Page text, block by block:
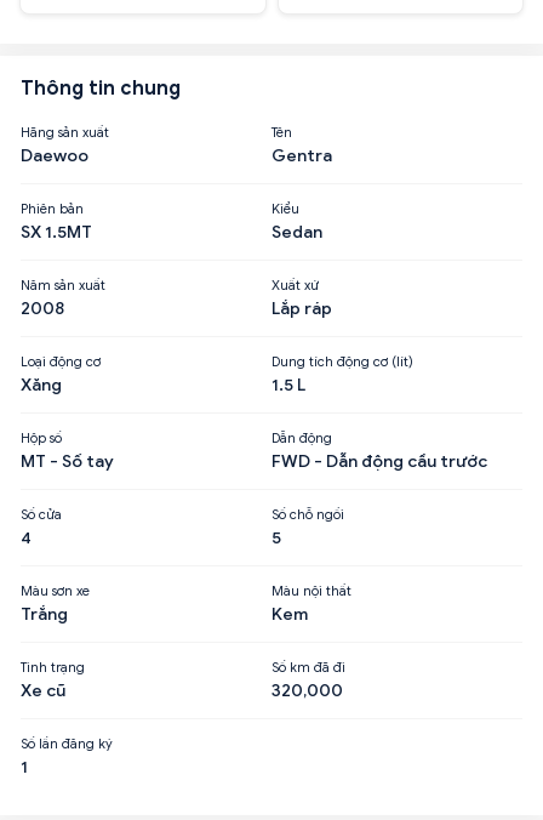
Thông tin chung
Hãng sản xuất
Daewoo
Tên
Gentra
Phiên bản
SX 1.5MT
Kiểu
Sedan
Năm sản xuất
2008
Xuất xứ
Lắp ráp
Loại động cơ
Xăng
Dung tích động cơ (lít)
1.5 L
Hộp số
MT - Số tay
Dẫn động
FWD - Dẫn động cầu trước
Số cửa
4
Số chỗ ngồi
5
Màu sơn xe
Trắng
Màu nội thất
Kem
Tình trạng
Xe cũ
Số km đã đi
320,000
Số lần đăng ký
1